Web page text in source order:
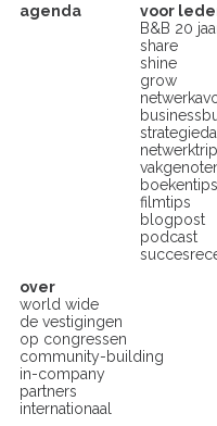
agenda
voor
B&B 20
share
shine
grow
boekentips
filmtips
blogpost
podcast
over
world wide
de vestigingen
op congressen
community-building
in-company
partners
internationaal